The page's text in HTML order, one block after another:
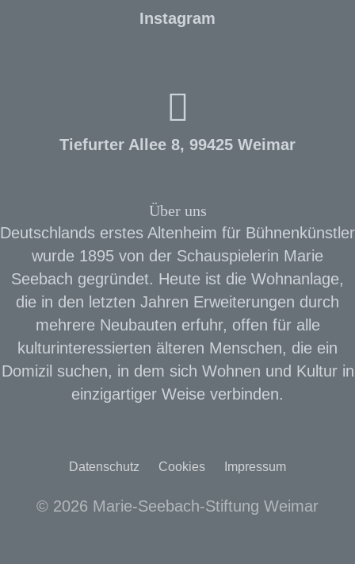
Instagram
Tiefurter Allee 8, 99425 Weimar
Über uns
Deutschlands erstes Altenheim für Bühnenkünstler
wurde 1895 von der Schauspielerin Marie
Seebach gegründet. Heute ist die Wohnanlage,
die in den letzten Jahren Erweiterungen durch
mehrere Neubauten erfuhr, offen für alle
kulturinteressierten älteren Menschen, die ein
Domizil suchen, in dem sich Wohnen und Kultur in
einzigartiger Weise verbinden.
Datenschutz Cookies Impressum
© 2026 Marie-Seebach-Stiftung Weimar